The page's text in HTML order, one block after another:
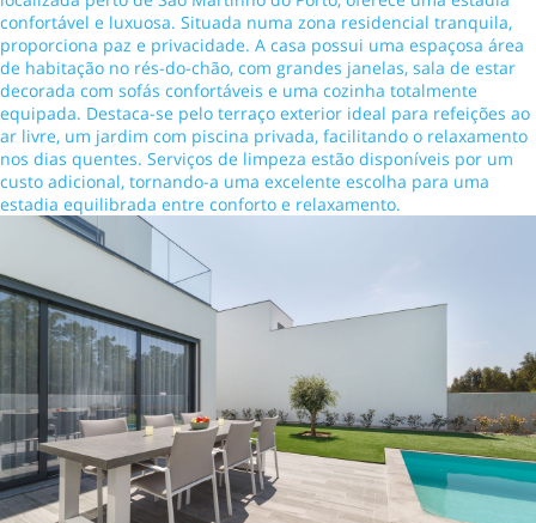
confortável e luxuosa. Situada numa zona residencial tranquila,
proporciona paz e privacidade. A casa possui uma espaçosa área
de habitação no rés-do-chão, com grandes janelas, sala de estar
decorada com sofás confortáveis e uma cozinha totalmente
equipada. Destaca-se pelo terraço exterior ideal para refeições ao
ar livre, um jardim com piscina privada, facilitando o relaxamento
nos dias quentes. Serviços de limpeza estão disponíveis por um
custo adicional, tornando-a uma excelente escolha para uma
estadia equilibrada entre conforto e relaxamento.